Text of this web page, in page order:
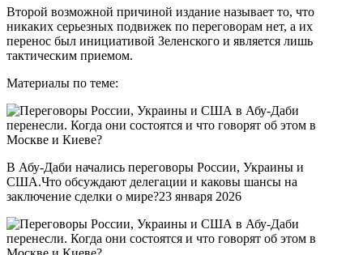
Второй возможной причиной издание называет то, что
никаких серьезных подвижек по переговорам нет, а их
перенос был инициативой Зеленского и является лишь
тактическим приемом.
Материалы по теме:
В Абу-Даби начались переговоры России, Украины и
США.Что обсуждают делегации и каковы шансы на
заключение сделки о мире?23 января 2026